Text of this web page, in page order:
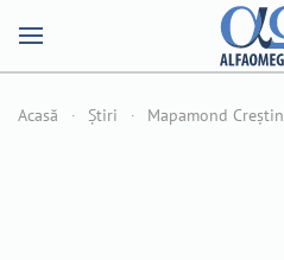
Acasă Știri Mapamond Creștin